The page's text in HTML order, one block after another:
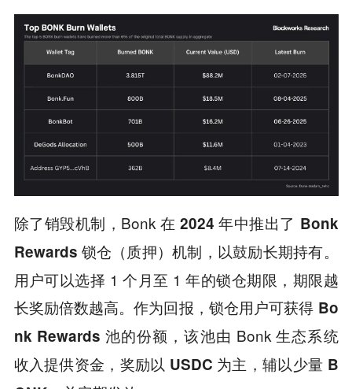
除了销毁机制，Bonk 在 2024 年中推出了 Bonk
Rewards 锁仓（质押）机制， 以鼓励长期持有。
用户可以选择 1 个月至 1 年的锁仓期限，期限越
长奖励倍数越高。作为回报，锁仓用户可获得 Bo
nk Rewards 池的份额 ，该池由 Bonk 生态系统
收入提供资金，奖励以 USDC 为主，辅以少量 B